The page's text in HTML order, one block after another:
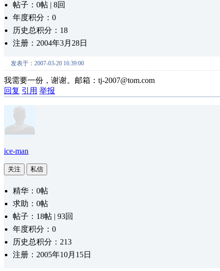
帖子：0帖 | 8回
年度积分：0
历史总积分：18
注册：2004年3月28日
发表于：2007-03-20 16:39:00
我需要一份，谢谢。邮箱：tj-2007@tom.com
回复 引用 举报
ice-man
关注 私信
精华：0帖
求助：0帖
帖子：18帖 | 93回
年度积分：0
历史总积分：213
注册：2005年10月15日